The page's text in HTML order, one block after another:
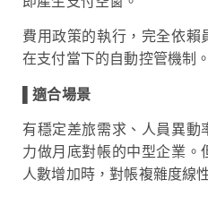
費用政策的執行，完全依賴
在支付當下的自動控管機制。
▌適合場景
有穩定差旅需求、人員異動
力做月底對帳的中型企業。
人數增加時，對帳複雜度線